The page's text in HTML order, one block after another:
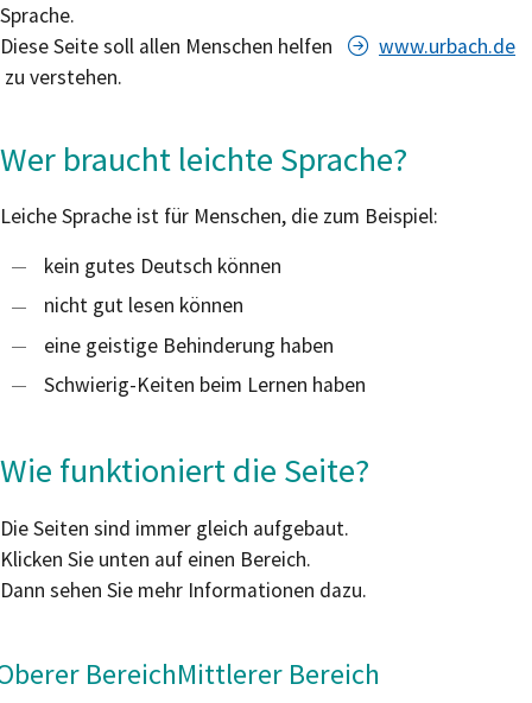
Sprache.
Diese Seite soll allen Menschen helfen
www.urbach.de
zu verstehen.
Wer braucht leichte Sprache?
Leiche Sprache ist für Menschen, die zum Beispiel:
kein gutes Deutsch können
nicht gut lesen können
eine geistige Behinderung haben
Schwierig-Keiten beim Lernen haben
Wie funktioniert die Seite?
Die Seiten sind immer gleich aufgebaut.
Klicken Sie unten auf einen Bereich.
Dann sehen Sie mehr Informationen dazu.
BereichMittlerer Bereich